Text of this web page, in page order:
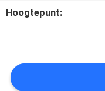
GEVALLEN
Hoogtepunt: